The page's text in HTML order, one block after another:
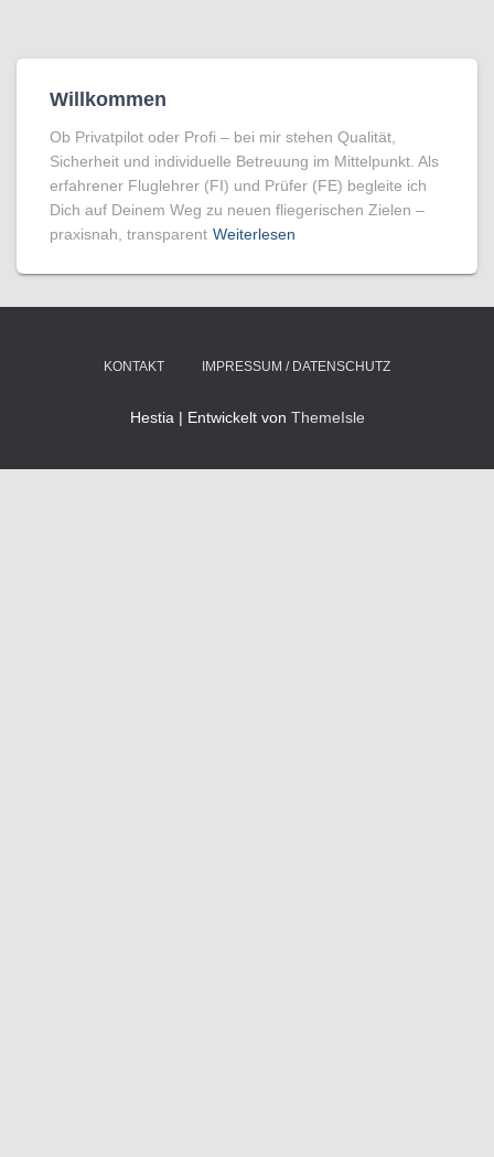
Willkommen
Ob Privatpilot oder Profi – bei mir stehen Qualität,
Sicherheit und individuelle Betreuung im Mittelpunkt. Als
erfahrener Fluglehrer (FI) und Prüfer (FE) begleite ich
Dich auf Deinem Weg zu neuen fliegerischen Zielen –
praxisnah, transparent Weiterlesen
KONTAKT IMPRESSUM / DATENSCHUTZ
Hestia | Entwickelt von ThemeIsle